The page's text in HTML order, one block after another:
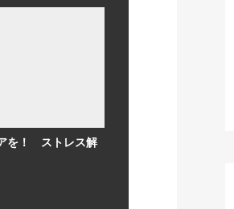
を！ ストレス解